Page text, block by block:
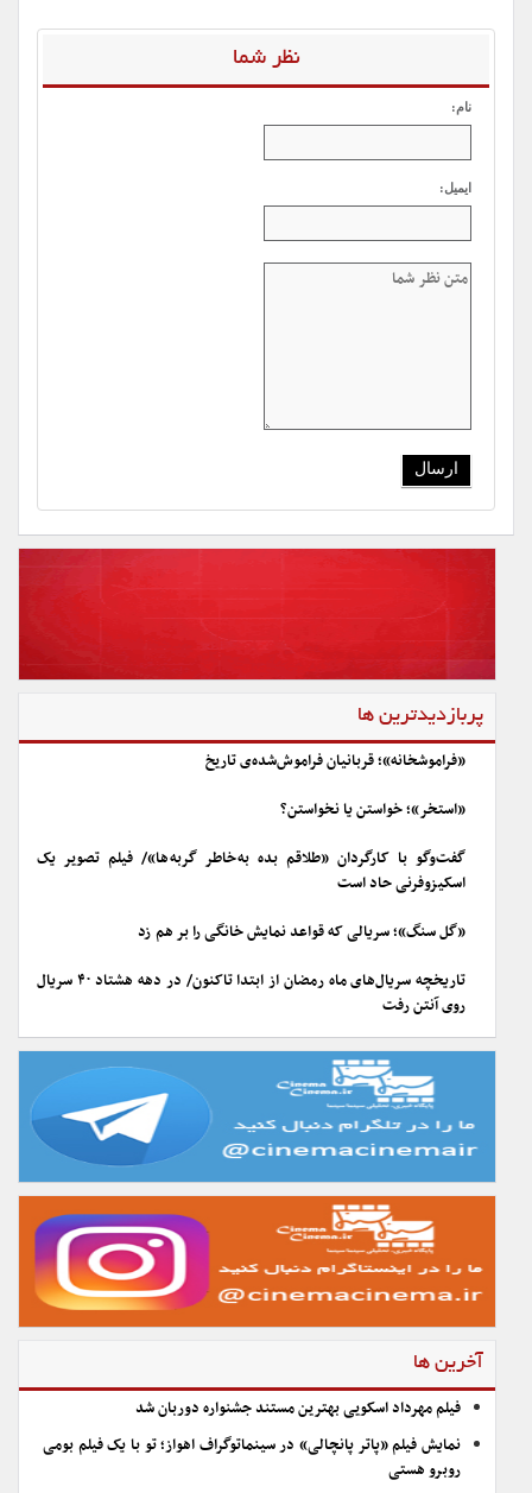
نظر شما
نام:
ایمیل:
پربازدیدترین ها
«فراموشخانه»؛ قربانیان فراموش‌شده‌ی تاریخ
«استخر»؛ خواستن یا نخواستن؟
گفت‌وگو با کارگردان «طلاقم بده به خاطر گربه ها»/ فیلم تصویر یک
اسکیزوفرنی حاد است
«گل سنگ»؛ سریالی که قواعد نمایش خانگی را بر هم زد
تاریخچه سریال‌های ماه رمضان از ابتدا تاکنون/ در دهه هشتاد ۴۰ سریال
روی آنتن رفت
آخرین ها
فیلم مهرداد اسکویی بهترین مستند جشنواره دوربان شد
نمایش فیلم «پاتر پانچالی» در سینماتوگراف اهواز؛ تو با یک فیلم بومی
روبرو هستی